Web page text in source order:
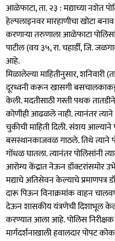
आळेफाटा, ता. २३ : मद्याच्या नशेत
हेल्पलाइनवर मारहाणीचा खोटा
करणाऱ्या तरुणाला आळेफाटा
पाटील (वय ३५, रा. चहार्डी, जि.
आहे.
मिळालेल्या माहितीनुसार, शनिवारी
दूरध्वनी करून खासगी
केली. मदतीसाठी गस्ती पथक
कोणीही आढळले नाही. त्यानंतर
चुकीची माहिती दिली. संशय आल्याने
बसस्थानकाजवळ गाठले. तिथे त्याने
गोंधळ घातला. त्यानंतर पोलिसांनी
आरोग्य केंद्रात नेऊन डॉक्टरांसमोर
मद्याचे अतिसेवन केल्याचे प्रमाणपत्र
दारू पिऊन विनाक्रमांक वाहन
देऊन शासकीय यंत्रणेची दिशाभूल
करण्यात आला आहे. पोलिस निरीक्षक
मार्गदर्शनाखाली हवालदार पोपट